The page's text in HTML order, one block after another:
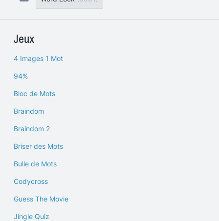
Jeux
4 Images 1 Mot
94%
Bloc de Mots
Braindom
Braindom 2
Briser des Mots
Bulle de Mots
Codycross
Guess The Movie
Jingle Quiz